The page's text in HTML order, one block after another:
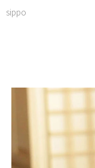
sippo